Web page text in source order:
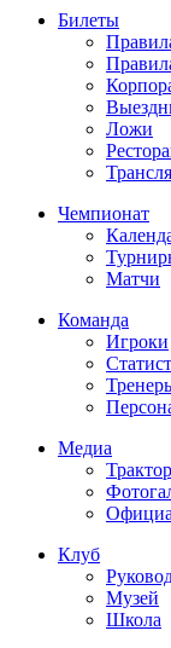
Билеты
Ложи
Чемпионат
Матчи
Команда
Игроки
Медиа
Клуб
Музей
Школа